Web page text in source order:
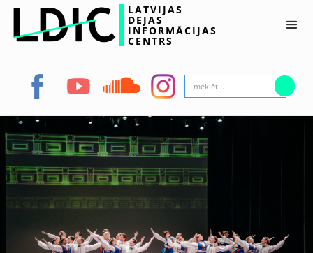
LATVIJAS
DEJAS
INFORMĀCIJAS
CENTRS